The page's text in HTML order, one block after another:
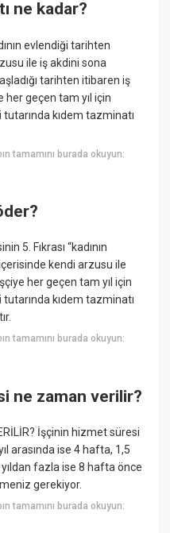
ne kadar?
evlendiği tarihten
ile iş akdini sona
tarihten itibaren iş
her geçen tam yıl için
kıdem tazminatı
tamamını burada okuyun:
5. Fıkrası “kadının
kendi arzusu ile
her geçen tam yıl için
kıdem tazminatı
tamamını burada okuyun:
ne zaman verilir?
İşçinin hizmet süresi
arasında ise 4 hafta, 1,5
yıldan fazla ise 8 hafta önce
gerekiyor.
tamamını burada okuyun: